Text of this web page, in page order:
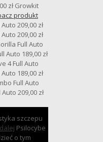
zł Growkit
produkt
Auto 209,00 zł
Auto 209,00 zł
Full Auto
Auto 189,00 zł
4 Full Auto
189,00 zł
Full Auto
Auto 209,00 zł
szczepu
Psilocybe
o tym